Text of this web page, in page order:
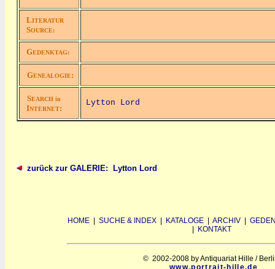
LITERATUR
SOURCE:
GEDENKTAG:
GENEALOGIE:
SEARCH in
INTERNET:
Lytton Lord
zurück zur GALERIE: Lytton Lord
HOME SUCHE & INDEX KATALOGE ARCHIV
KONTAKT
© 2002-2008 by Antiquariat Hille /
www.portrait-hille.de